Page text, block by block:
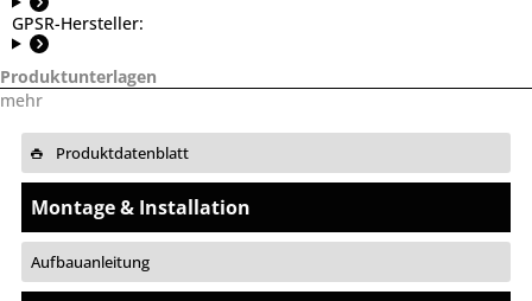
GPSR-Hersteller:
Produktunterlagen
mehr
Produktdatenblatt
Montage & Installation
Aufbauanleitung